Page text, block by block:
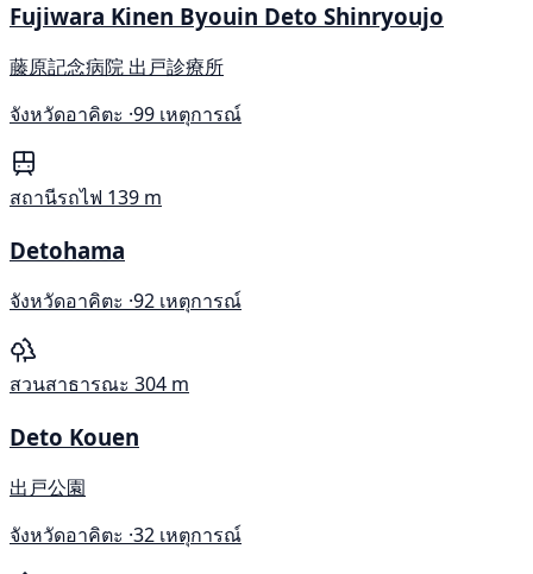
Fujiwara Kinen Byouin Deto Shinryoujo
藤原記念病院 出戸診療所
จังหวัดอาคิตะ ·99 เหตุการณ์
สถานีรถไฟ 139 m
Detohama
จังหวัดอาคิตะ ·92 เหตุการณ์
สวนสาธารณะ 304 m
Deto Kouen
出戸公園
จังหวัดอาคิตะ ·32 เหตุการณ์